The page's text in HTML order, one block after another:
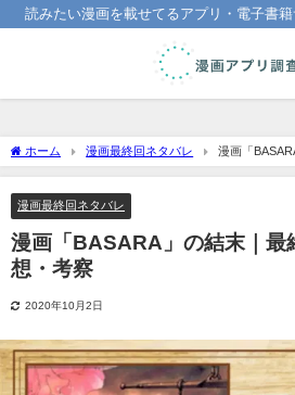
読みたい漫画を載せてるアプリ・電子書
ホーム 漫画最終回ネタバレ
漫画「
想・考察
漫画最終回ネタバレ
漫画「BASARA」の結末｜最
想・考察
2020年10月2日